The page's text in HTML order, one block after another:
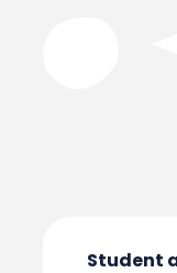
Student